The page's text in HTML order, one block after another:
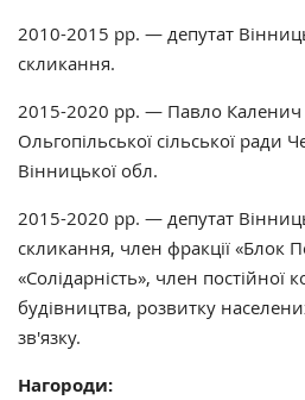
2010-2015 рр. — депутат
скликання.
2015-2020 рр. — Павло
Ольгопільської сільської ради
Вінницької обл.
2015-2020 рр. — депутат
скликання, член фракції «Блок
«Солідарність», член постійної
будівництва, розвитку
зв'язку.
Нагороди: